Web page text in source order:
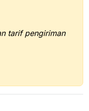
tarif pengiriman